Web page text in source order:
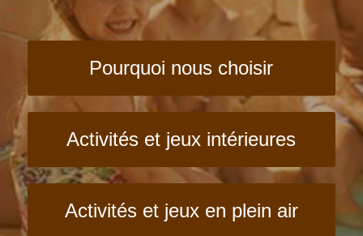
Pourquoi nous choisir
Activités et jeux intérieures
Activités et jeux en plein air